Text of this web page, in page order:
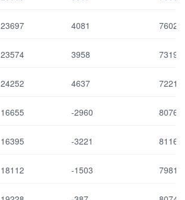
рк
аз
ба
нг
кви
ни
ди
23697 4081 76021
23574 3958 73195
24252 4637 72213
16655 -2960 80765
16395 -3221 81162
18112 -1503 79818